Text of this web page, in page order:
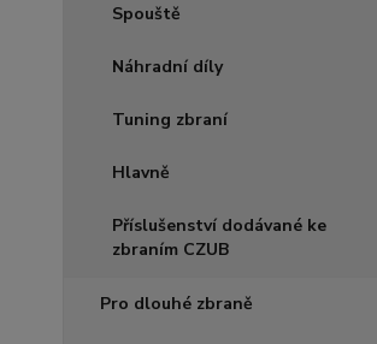
Spouště
Náhradní díly
Tuning zbraní
Hlavně
Příslušenství dodávané ke
zbraním CZUB
Pro dlouhé zbraně